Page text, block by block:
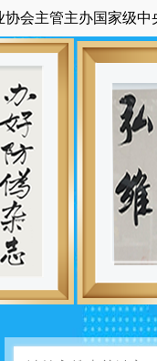
主办国家级中央在